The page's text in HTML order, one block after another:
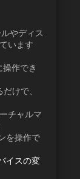
やディス
います
作でき
けで、
チャルマ
を操作で
イスの変